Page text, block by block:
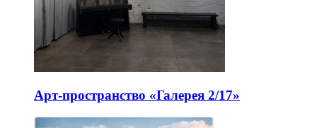
Арт-пространство «Галерея 2/17»